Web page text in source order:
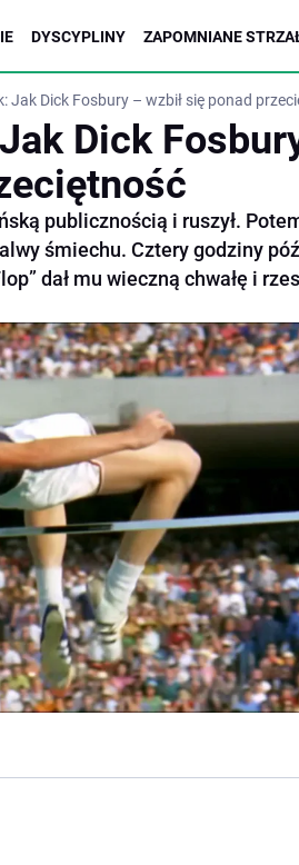
DYSCYPLINY ZAPOMNIANE
Jak Dick Fosbury – wzbił się ponad
Dick
publicznością i ruszył.
śmiechu. Cztery godziny
dał mu wieczną chwałę i